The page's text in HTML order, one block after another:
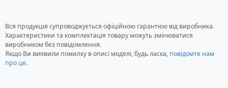
Потужність: 1400 Вт
Швидкість на х.х.: 4800 ход/хв
Діаметр диска: 210 мм
Посадка: 20/25.4 мм
Вся продукція супроводжується офіційною гарантією від виробника.
Характеристики та комплектація товару можуть змінюватися
виробником без повідомлення.
Якщо Ви виявили помилку в описі моделі, будь ласка, повідомте нам
про це.